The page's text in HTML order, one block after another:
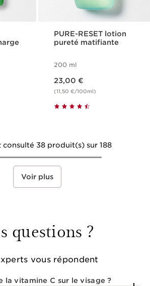
PURE-RESET lotion
pureté matifiante
200 ml
23,00 €
(11,50 €/100ml)
consulté 38 produit(s) sur 188
Voir plus
questions ?
vous répondent
la vitamine C sur le visage ?